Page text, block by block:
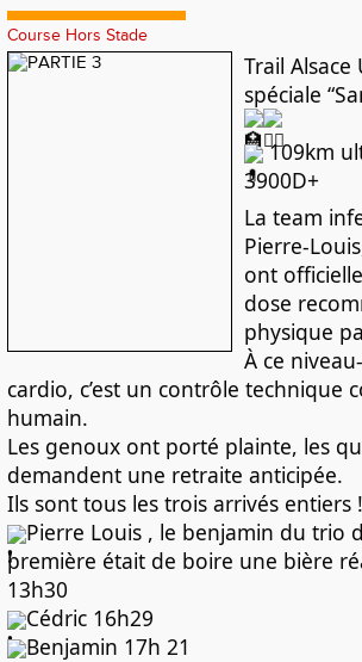
Course Hors Stade
Trail
spéciale
109km
3900D+
La team
Pierre-
ont
dose
physique
À ce
cardio, c’est un contrôle technique
humain.
Les genoux ont porté plainte, les
demandent une retraite anticipée.
Ils sont tous les trois arrivés entiers !
Pierre Louis , le benjamin du trio
première était de boire une bière
13h30
Cédric 16h29
Benjamin 17h 21